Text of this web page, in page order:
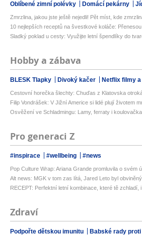
Oblíbené zimní polévky Domácí pekárny
Zmrzlina, jakou jste ještě nejedli! Pět míst, kde
10 nejlepších receptů na švestkové koláče: Přenesou
Sladký poklad u cesty: Využijte letní špendlíky do
Hobby a zábava
BLESK Tlapky Divoký kačer Netflix filmy
Cestovní horečka šlechty: Chuďas z Klatovska
Filip Vondrášek: V Jižní Americe si lidé plují životem
Osvěžení ve Schladmingu: Lamy, ferraty i koulovačka
Pro generaci Z
#inspirace #wellbeing #news
Pop Culture Wrap: Ariana Grande promluvila o svém
Alt news: MGK v tom zas lítá, Jared Leto byl obviněný
RECEPT: Perfektní letní kombinace, které tě zchladí, i
Zdraví
Podpořte dětskou imunitu Babské rady